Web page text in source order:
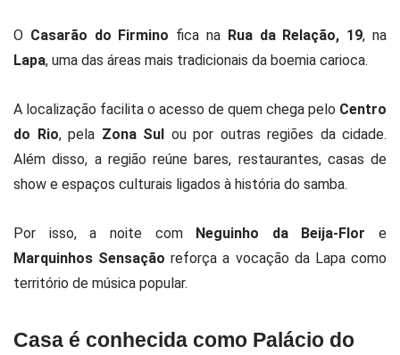
O Casarão do Firmino fica na Rua da Relação, 19, na
Lapa, uma das áreas mais tradicionais da boemia carioca.
A localização facilita o acesso de quem chega pelo Centro
do Rio, pela Zona Sul ou por outras regiões da cidade.
Além disso, a região reúne bares, restaurantes, casas de
show e espaços culturais ligados à história do samba.
Por isso, a noite com Neguinho da Beija-Flor e
Marquinhos Sensação reforça a vocação da Lapa como
território de música popular.
Casa é conhecida como Palácio do